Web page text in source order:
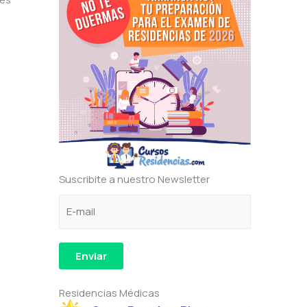
Suscribite a nuestro Newsletter
e
e
e
C
e
e
Enviar
Residencias Médicas